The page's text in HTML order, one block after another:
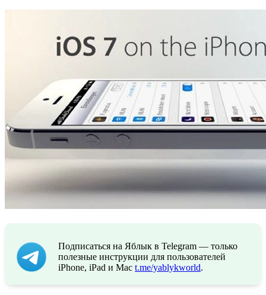
Подписаться на Яблык в Telegram — только
полезные инструкции для пользователей
iPhone, iPad и Mac t.me/yablykworld.